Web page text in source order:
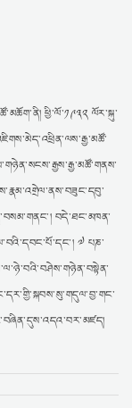
ཕྱི་ལོ་༡༩༣༢ ལོར་སྐུ་
བདེ་ཐང་མཁན་
༧ པཎ་